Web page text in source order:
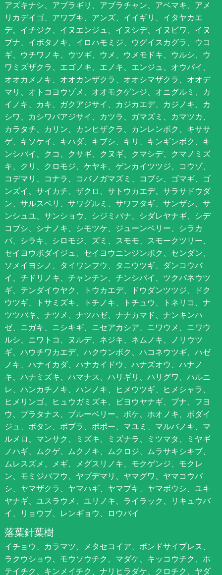
アズキナシ、アブラギリ、アブラチャン、アベマキ、アメ
リカデイゴ、アワブキ、アンズ、イイギリ、イタヤカエ
デ、イチジク、イヌエンジュ、イヌシデ、イヌビワ、イヌ
ブナ、イボタノキ、イロハモミジ、ウグイスカグラ、ウコ
ギ、ウチワノキ、ウツギ、ウメ、ウメモドキ、ウルシ、ウ
ワミズザクラ、エゴノキ、エノキ、エンジュ、オウバイ、
オオカメノキ、オオカンザクラ、オオシマザクラ、オオデ
マリ、オトコヨウゾメ、オオモクゲンジ、オニグルミ、カ
イノキ、カキ、ガクアジサイ、カジカエデ、カジノキ、カ
シワ、カシワバアジサイ、カツラ、ガマズミ、カマツカ、
カラタチ、カリン、カンヒザクラ、カンレンボク、キササ
ゲ、キソケイ、キハダ、キブシ、キリ、キンギンボク、キ
ンシバイ、クコ、クサギ、クヌギ、クマシデ、クマノミズ
キ、クリ、クロモジ、ケヤキ、ゲンカイツツジ、コウゾ、
コデマリ、コナラ、コバノガマズミ、コブシ、ゴマギ、ゴ
ンズイ、サイカチ、ザクロ、サトウカエデ、サラサドウダ
ン、サルスベリ、サワグルミ、サワフタギ、サンザシ、サ
ンシュユ、サンショウ、シジミバナ、シダレヤナギ、シデ
コブシ、シナノキ、シモツケ、ジューンベリー、シラカ
バ、シラキ、シロモジ、ズミ、スモモ、スモークツリー、
セイヨウボダイジュ、セイヨウニンジンボク、センダン、
ソメイヨシノ、タイワンフウ、タニウツギ、ダンコウバ
イ、チドリノキ、チャンチン、チンシバイ、ツクバネウツ
ギ、テンダイウヤク、トウカエデ、ドウダンツツジ、ドク
ウツギ、トサミズキ、トチノキ、トチュウ、トネリコ、ナ
ツツバキ、ナツメ、ナツハゼ、ナナカマド、ナンキンハ
ゼ、ニガキ、ニシキギ、ニセアカシア、ニワウメ、ニワウ
ルシ、ニワトコ、ヌルデ、ネジキ、ネムノキ、ノリウツ
ギ、ハウチワカエデ、ハクウンボク、ハコネウツギ、ハゼ
ノキ、ハナイカダ、ハナカイドウ、ハナズオウ、ハナノ
キ、ハナミズキ、ハマナス、ハリギリ、ハリグワ、ハルニ
レ、ハンカチノキ、ハンノキ、ヒメウツギ、ヒメシャラ、
ヒメリンゴ、ヒュウガミズキ、ビヨウヤナギ、ブナ、フヨ
ウ、プラタナス、ブルーベリー、ボケ、ホオノキ、ボダイ
ジュ、ボタン、ポプラ、ポポー、マユミ、マルバノキ、マ
ルメロ、マンサク、ミズキ、ミズナラ、ミツマタ、ミヤギ
ノハギ、ムクゲ、ムクノキ、ムクロジ、ムラサキシキブ、
ムレスズメ、メギ、メグスリノキ、モクゲンジ、モクレ
ン、モミジバフウ、ヤブデマリ、ヤマグワ、ヤマコウバ
シ、ヤマザクラ、ヤマハギ、ヤマブキ、ヤマボウシ、ユキ
ヤナギ、ユスラウメ、ユリノキ、ライラック、リキュウバ
イ、リョウブ、レンギョウ、ロウバイ
落葉針葉樹
イチョウ、カラマツ、メタセコイア、ポンドサイプレス、
ラクウショウ、モウソウチク、マダケ、キッコウチク、ホ
テイチク、キンメイチク、ナリヒラダケ、クロチク、ヤダ